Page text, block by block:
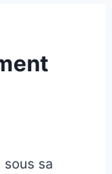
sous sa